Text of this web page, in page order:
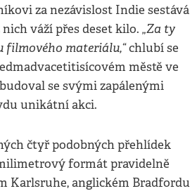
za nezávislost Indie sestává
váží přes deset kilo. „Za ty
materiálu,“chlubí se
městě ve
se svými zapálenými
unikátní akci.
čtyř podobných přehlídek
formát pravidelně
Karlsruhe, anglickém Bradfordu